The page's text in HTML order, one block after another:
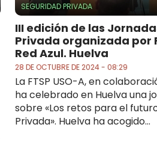
SEGURIDAD PRIVADA
III edición de las
Privada organizada por
Red Azul. Huelva
28 DE OCTUBRE DE 2024 - 08:29
La FTSP USO-A, en
ha celebrado en Huelva una
sobre «Los retos para el
Privada». Huelva ha acogido...